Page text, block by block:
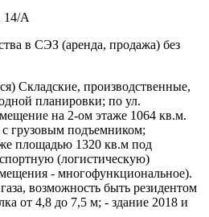
14/А
в СЭЗ (аренда, продажа) без
Складские, производственные,
планировки; по ул.
на 2-ом этаже 1064 кв.м.
с грузовым подъемником;
площадью 1320 кв.м под
(логистическую)
- многофункциональное).
возможность быть резидентом
от 4,8 до 7,5 м; - здание 2018 и